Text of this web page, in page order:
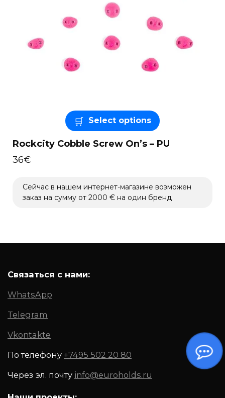
Select options
Rockcity Cobble Screw On’s – PU
36€
Сейчас в нашем интернет-магазине возможен
заказ на сумму от 2000 € на один бренд
Связаться с нами:
WhatsApp
Telegram
Vkontakte
По телефону +7495 502 20 80
Через эл. почту info@euroholds.ru